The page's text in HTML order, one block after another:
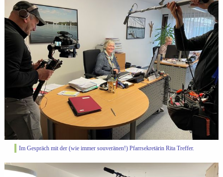
Im Gespräch mit der (wie immer souveränen!) Pfarrsekretärin Rita Treffer.